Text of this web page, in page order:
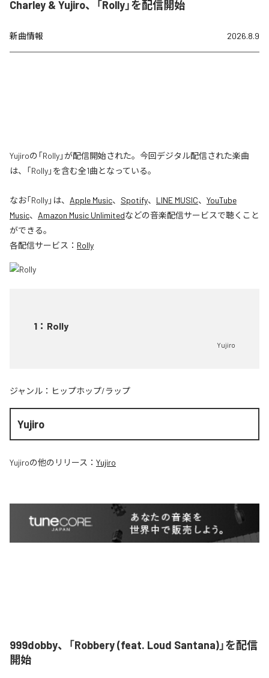
Charley & Yujiro、「Rolly」を配信開始
新曲情報 2026.8.9
Yujiroの「Rolly」が配信開始された。今回デジタル配信された楽曲
は、「Rolly」を含む全1曲となっている。
なお「Rolly」は、 Apple Music、 Spotify、 LINE MUSIC、 YouTube
Music、 Amazon Music Unlimitedなどの音楽配信サービスで聴くこと
ができる。
各配信サービス： Rolly
1 ： Rolly
Yujiro
ジャンル： ヒップホップ/ラップ
Yujiro
Yujiroの他のリリース： Yujiro
999dobby、「Robbery (feat. Loud Santana)」を配信
開始